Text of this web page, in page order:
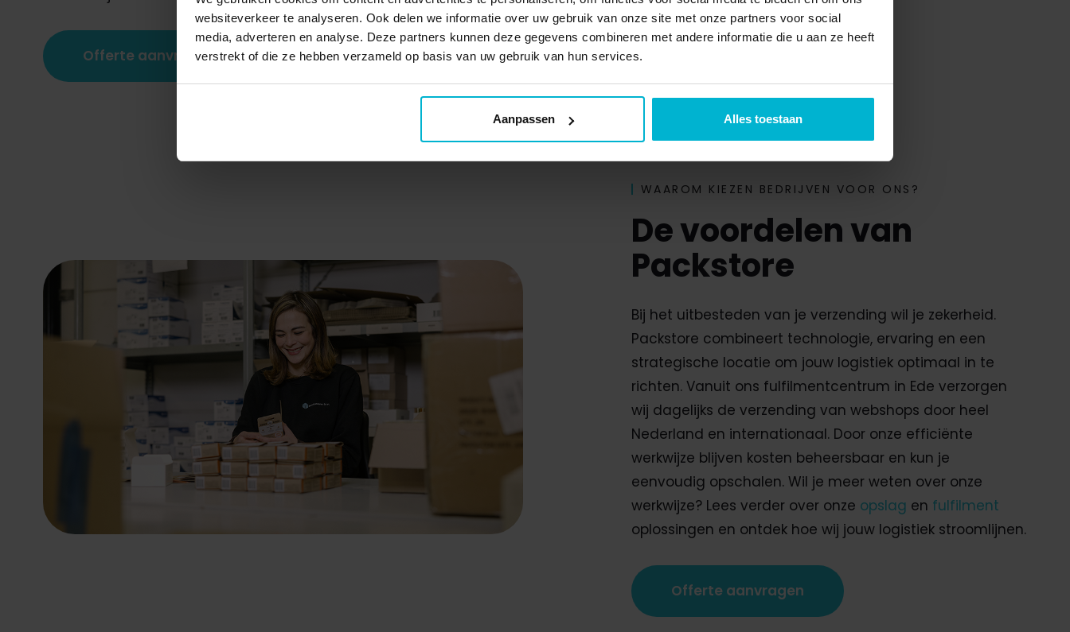
websiteverkeer te analyseren. Ook delen we informatie over uw gebruik van onze site met onze partners voor social
media, adverteren en analyse. Deze partners kunnen deze gegevens combineren met andere informatie die u aan ze heeft
verstrekt of die ze hebben verzameld op basis van uw gebruik van hun services.
Aanpassen Alles toestaan
Offerte aanvragen
WAAROM KIEZEN BEDRIJVEN VOOR ONS?
De voordelen van
Packstore
Bij het uitbesteden van je verzending wil je zekerheid.
Packstore combineert technologie, ervaring en een
strategische locatie om jouw logistiek optimaal in te
richten. Vanuit ons fulfilmentcentrum in Ede verzorgen
wij dagelijks de verzending van webshops door heel
Nederland en internationaal. Door onze efficiënte
werkwijze blijven kosten beheersbaar en kun je
eenvoudig opschalen. Wil je meer weten over onze
werkwijze? Lees verder over onze opslag en fulfilment
oplossingen en ontdek hoe wij jouw logistiek stroomlijnen.
Offerte aanvragen